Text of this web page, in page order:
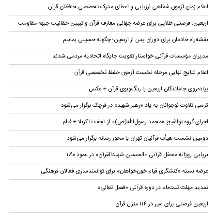
اعلام زمان آزمون شفاهی ارزیابی و اعطای مدرک تخصصی حافظان قرآن
اربعین؛ فرصتی طلایی برای عرضه جهانی معارف قرآن و تبیین حقانیت جبهه مقاومت
نقشه‌راه خادمان برای دوران پس از اربعین؛ چگونه حسینی بمانیم
مدیران مؤسسات قرآنی خواستار تقویت جایگاه اتحادیه‌ مردمی شدند
اعلام نتایج نهایی مرحله نخست آزمون حفظ تخصصی قرآن
پیاده‌روی جاماندگان اربعین با رنگ‌وبوی قرآن + عکس
کرسی تلاوت نوجوانان به یاد «رهبر شهید» در قرچک برگزار می‌شود
اجرای گروه تواشیح «محمد رسول‌الله(ص)» از نجف تا کربلا + فیلم
دومین نشست هیأت قرآنیان تهران با محور رسانه برگزار می‌شود
برپایی روزانه محفل قرآنی «الحسین شهیدالقرآن» در عمود ۱۰۹۰
عرضه بسته «کنشگری قیام خون‌خواهان» برای توانمندسازی فعالان فرهنگی
تمدید مهلت ثبت‌نام در دوره قرآنی «فصل تعالی»
اربعین فرصتی برای سیر در ۱۱۴ منزل قرآن